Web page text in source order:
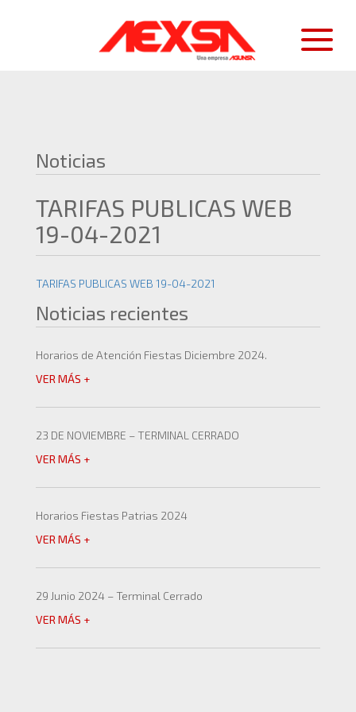
Noticias
TARIFAS PUBLICAS WEB
19-04-2021
TARIFAS PUBLICAS WEB 19-04-2021
Noticias recientes
Horarios de Atención Fiestas Diciembre 2024.
VER MÁS +
23 DE NOVIEMBRE – TERMINAL CERRADO
VER MÁS +
Horarios Fiestas Patrias 2024
VER MÁS +
29 Junio 2024 – Terminal Cerrado
VER MÁS +